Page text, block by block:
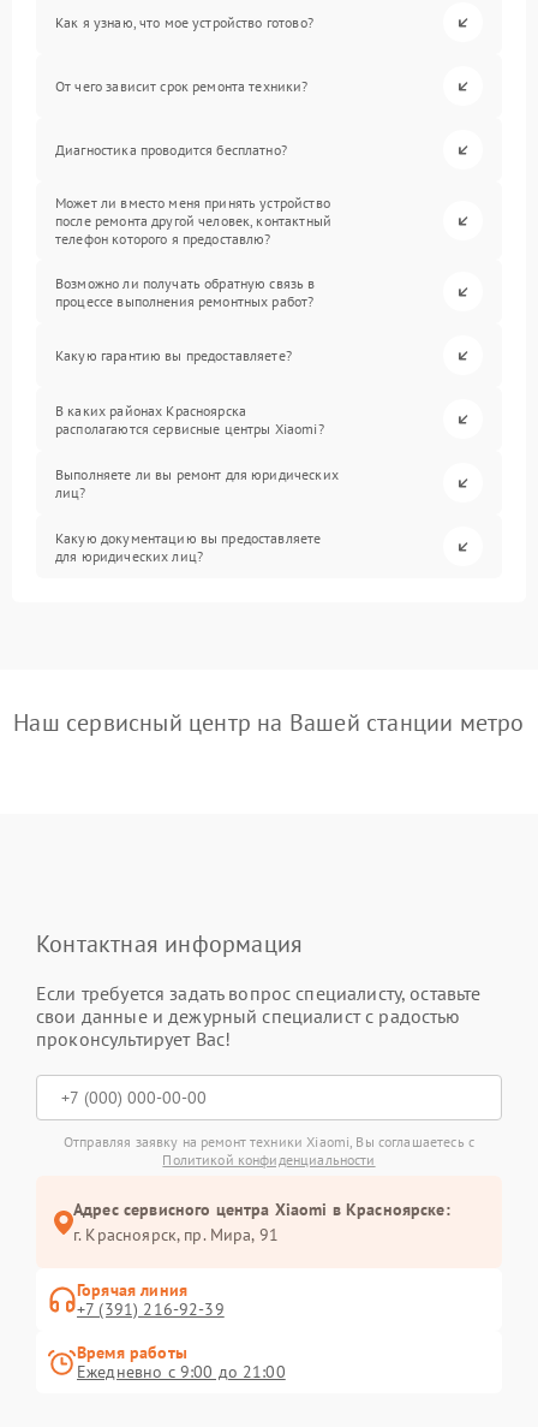
Как я узнаю, что мое устройство готово?
От чего зависит срок ремонта техники?
Диагностика проводится бесплатно?
Может ли вместо меня принять устройство
после ремонта другой человек, контактный
телефон которого я предоставлю?
Возможно ли получать обратную связь в
процессе выполнения ремонтных работ?
Какую гарантию вы предоставляете?
В каких районах Красноярска
располагаются сервисные центры Xiaomi?
Выполняете ли вы ремонт для юридических
лиц?
Какую документацию вы предоставляете
для юридических лиц?
Наш сервисный центр на Вашей станции метро
Контактная информация
Если требуется задать вопрос специалисту, оставьте
свои данные и дежурный специалист с радостью
проконсультирует Вас!
Отправляя заявку на ремонт техники Xiaomi, Вы соглашаетесь с
Политикой конфиденциальности
Адрес сервисного центра Xiaomi в Красноярске:
г. Красноярск, ​пр. Мира, 91
Горячая линия
+7 (391) 216-92-39
Время работы
Ежедневно с 9:00 до 21:00